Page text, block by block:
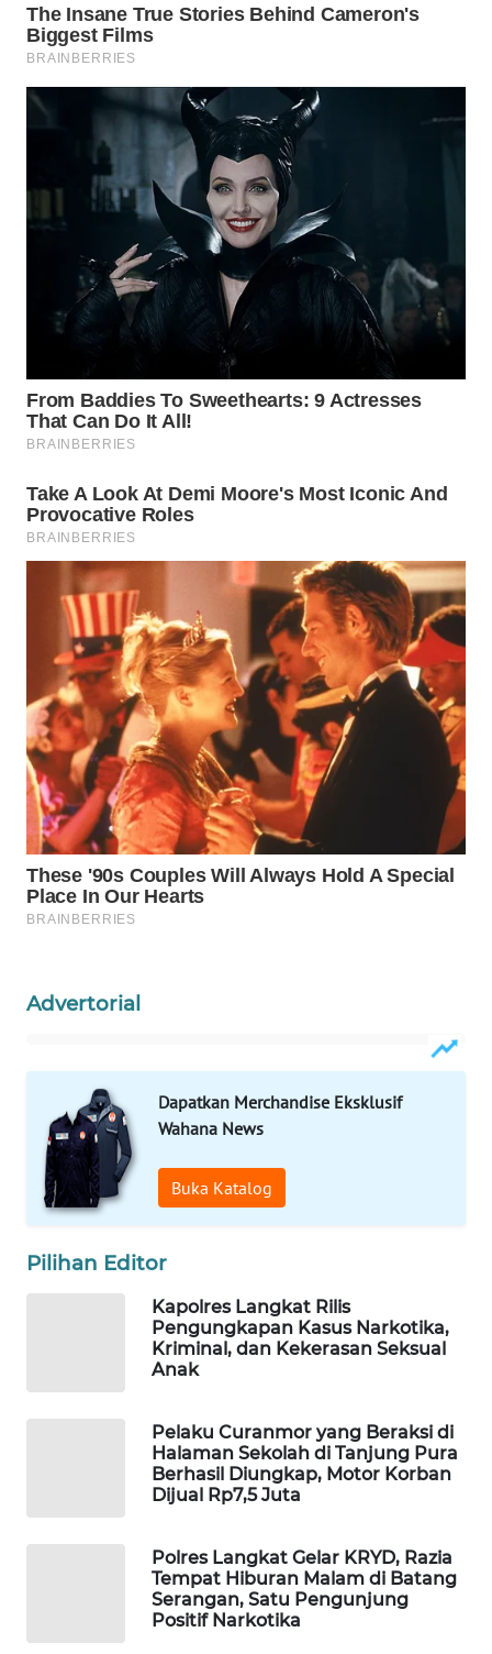
Advertorial
Dapatkan Merchandise Eksklusif
Wahana News
Buka Katalog
Pilihan Editor
Kapolres Langkat Rilis
Pengungkapan Kasus Narkotika,
Kriminal, dan Kekerasan Seksual
Anak
Pelaku Curanmor yang Beraksi di
Halaman Sekolah di Tanjung Pura
Berhasil Diungkap, Motor Korban
Dijual Rp7,5 Juta
Polres Langkat Gelar KRYD, Razia
Tempat Hiburan Malam di Batang
Serangan, Satu Pengunjung
Positif Narkotika
WAHANANEWS
CO ID
WAHANANEWS
NET
WAHANA
WAHANA
UMKM
SELEB
PERSONA
OTOMOTIF
WAHANA
HEALTH
WAHANA
DESA
WISATA
LAPAK
WAHANA
Wahana
Network
LISTRIK
WALINKI
ID
MAWAKA
LPKKI
KOPEKLIN